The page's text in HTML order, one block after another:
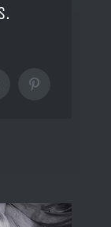
Pinterest